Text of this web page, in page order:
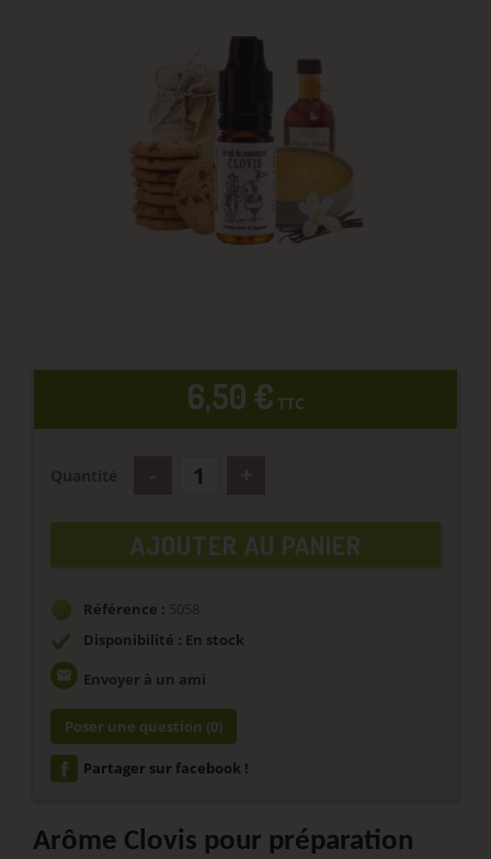
6,50 € TTC
AJOUTER AU PANIER
Référence : 5058
Disponibilité : En stock
email Envoyer à un ami
Poser une question (0)
Partager sur facebook !
Arôme Clovis pour préparation